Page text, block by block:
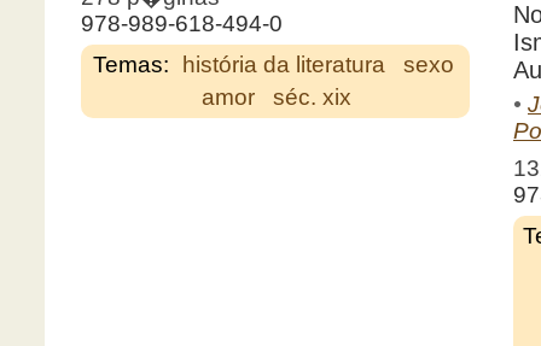
978-989-618-494-0
Temas:
história da literatura
sexo
amor
séc. xix •